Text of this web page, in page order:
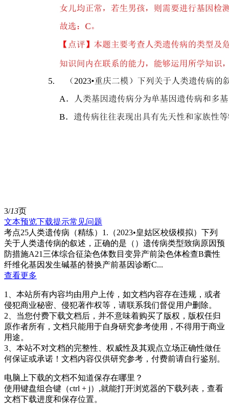
3/13页
文本预览下载提示常见问题
考点25人类遗传病（精练）1.（2023•皇姑区校级模拟）下列
关于人类遗传病的叙述，正确的是（）遗传病类型致病原因预
防措施A21三体综合征染色体数目变异产前染色体检查B囊性
纤维化基因发生碱基的替换产前基因诊断C...
查看更多
1、本站所有内容均由用户上传，如文档内容存在违规，或者
侵犯商业秘密、侵犯著作权等，请联系我们督促用户删除。
2、当您付费下载文档后，并不意味着购买了版权，版权任归
原作者所有，文档只能用于自身研究参考使用，不得用于商业
用途。
3、本站不对文档的完整性、权威性及其观点立场正确性做任
何保证或承诺！文档内容仅供研究参考，付费前请自行鉴别。
电脑上下载的文档不知道保存在哪里？
使用键盘组合键（ctrl + j）,就能打开浏览器的下载列表，查看
文档下载进度和保存位置。